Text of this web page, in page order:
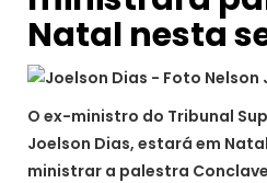
Natal nesta
O ex-ministro do Tribunal
Joelson Dias, estará em
ministrar a palestra